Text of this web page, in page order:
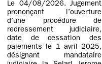
Le 04/08/2026. Jugement
prononçant l’ouverture
d’une procédure de
redressement judiciaire,
date de cessation des
paiements le 1 avril 2025,
désignant mandataire